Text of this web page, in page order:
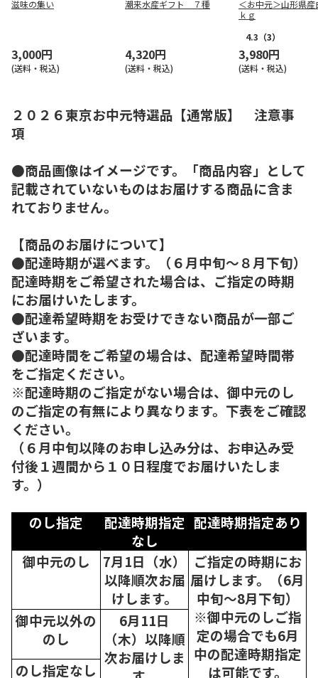
滋味の集い
3,000円
(送料・税込)
潮来水産ギフト ７種
4,320円
(送料・税込)
＜お中元＞山形県産
ｋｇ
4.3 （3）
3,980円
(送料・税込)
２０２６東京お中元特選品【通常版】 注意事
項
●商品画像はイメージです。「商品内容」として
記載されていないものはお届けする商品に含ま
れておりません。
【商品のお届けについて】
●配達時期が選べます。（６月中旬～８月下旬）
配達時期をご希望された場合は、ご指定の時期
にお届けいたします。
●配達希望時期をお受けできない商品が一部ご
ざいます。
●配達時間をご希望の場合は、配達希望時間帯
をご指定ください。
※配達時期のご指定がない場合は、御中元のし
のご指定の有無により異なります。下表をご確認
ください。
（６月中旬以降のお申し込み分は、お申込み受
付後１週間から１０日程度でお届けいたしま
す。）
のし指定
配達時期指定
なし
配達時期指定あり
御中元のし
7月1日（水）
以降順次お届
けします。
ご指定の時期にお
届けします。（6月
中旬～8月下旬）
※御中元のしご指
定の場合でも6月
中の配達時期指定
は可能です。
御中元以外の
のし
6月11日
（木）以降順
次お届けしま
のし指定なし